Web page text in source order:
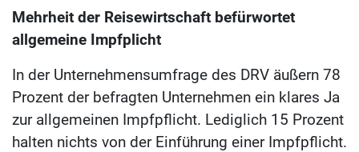
Mehrheit der Reisewirtschaft befürwortet
allgemeine Impfplicht
In der Unternehmensumfrage des DRV äußern 78
Prozent der befragten Unternehmen ein klares Ja
zur allgemeinen Impfpflicht. Lediglich 15 Prozent
halten nichts von der Einführung einer Impfpflicht.